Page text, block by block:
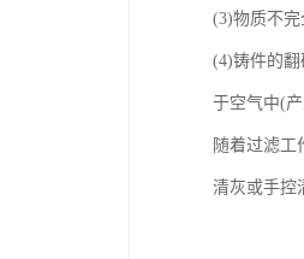
(3)物质不
(4)铸件的
于空气中(
随着过滤工
清灰或手控